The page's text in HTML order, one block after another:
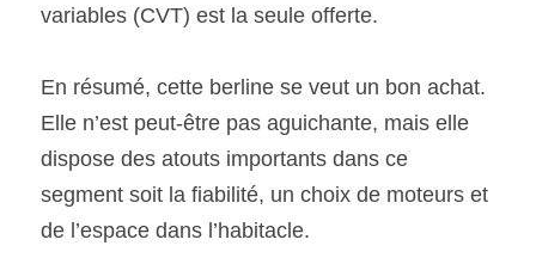
variables (CVT) est la seule offerte.
En résumé, cette berline se veut un bon achat.
Elle n’est peut-être pas aguichante, mais elle
dispose des atouts importants dans ce
segment soit la fiabilité, un choix de moteurs et
de l’espace dans l’habitacle.